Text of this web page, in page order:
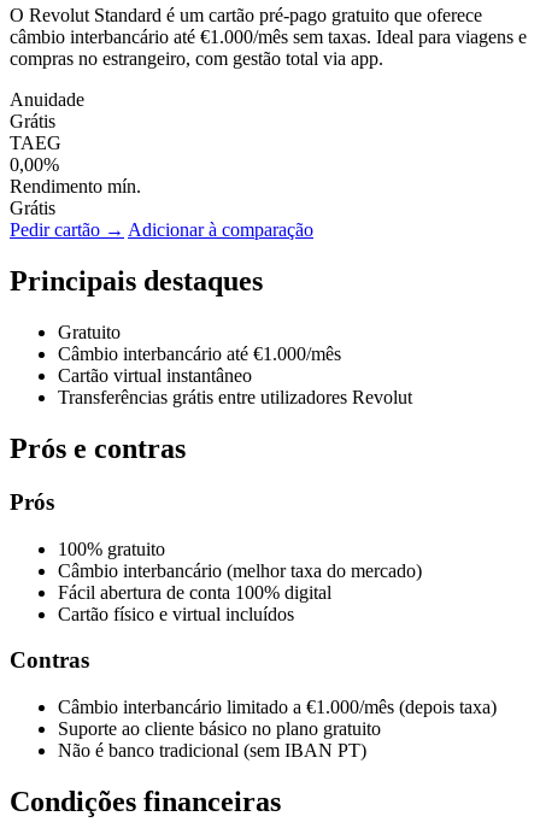
O Revolut Standard é um cartão pré-pago gratuito que oferece
câmbio interbancário até €1.000/mês sem taxas. Ideal para viagens e
compras no estrangeiro, com gestão total via app.
Anuidade
Grátis
TAEG
0,00%
Rendimento mín.
Grátis
Pedir cartão → Adicionar à comparação
Principais destaques
Gratuito
Câmbio interbancário até €1.000/mês
Cartão virtual instantâneo
Transferências grátis entre utilizadores Revolut
Prós e contras
Prós
100% gratuito
Câmbio interbancário (melhor taxa do mercado)
Fácil abertura de conta 100% digital
Cartão físico e virtual incluídos
Contras
Câmbio interbancário limitado a €1.000/mês (depois taxa)
Suporte ao cliente básico no plano gratuito
Não é banco tradicional (sem IBAN PT)
Condições financeiras